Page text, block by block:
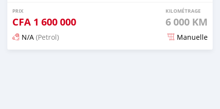
PRIX
CFA 1 600 000
KILOMÉTRAGE
6 000 KM
N/A (Petrol) Manuelle